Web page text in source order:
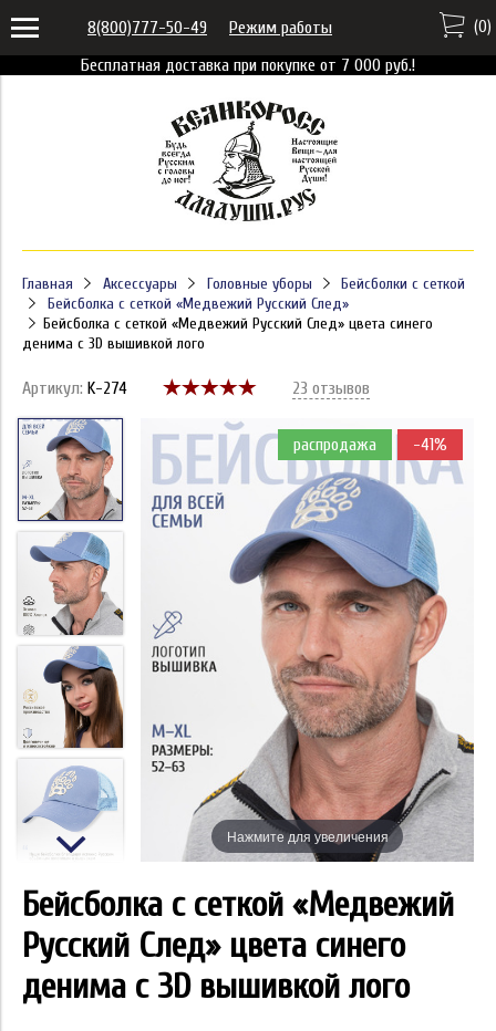
Бесплатная доставка при покупке от 7 000 руб.!
8(800)777-50-49 Режим работы (0)
Главная Аксессуары Головные уборы
Бейсболки с сеткой
Бейсболка с сеткой «Медвежий Русский След»
Бейсболка с сеткой «Медвежий Русский След» цвета синего
денима с 3D вышивкой лого
Артикул: K-274 23 отзывов
распродажа -41%
Нажмите для увеличения
Бейсболка с сеткой «Медвежий
Русский След» цвета синего
денима с 3D вышивкой лого